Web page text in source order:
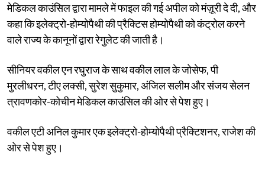
मेडिकल काउंसिल द्वारा मामले में फाइल की गई अपील को मंज़ूरी दे दी, और
कहा कि इलेक्ट्रो-होम्योपैथी की प्रैक्टिस होम्योपैथी को कंट्रोल करने
वाले राज्य के कानूनों द्वारा रेगुलेट की जाती है।
सीनियर वकील एन रघुराज के साथ वकील लाल के जोसेफ, पी
मुरलीधरन, टीए लक्सी, सुरेश सुकुमार, अंजिल सलीम और संजय सेलन
त्रावणकोर-कोचीन मेडिकल काउंसिल की ओर से पेश हुए।
वकील एटी अनिल कुमार एक इलेक्ट्रो-होम्योपैथी प्रैक्टिशनर, राजेश की
ओर से पेश हुए।